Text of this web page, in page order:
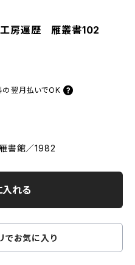
房遍歴 雁叢書102
の 翌月払いでOK
書館／1982
入れる
でお気に入り